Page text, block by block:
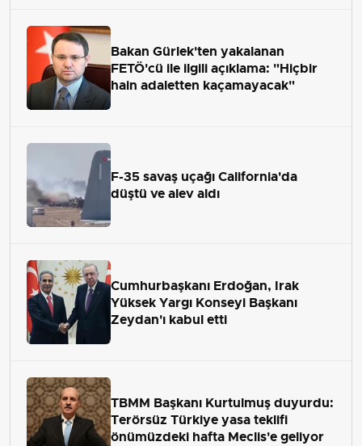
Bakan Gürlek'ten yakalanan
FETÖ'cü ile ilgili açıklama: "Hiçbir
hain adaletten kaçamayacak"
F-35 savaş uçağı California'da
düştü ve alev aldı
Cumhurbaşkanı Erdoğan, Irak
Yüksek Yargı Konseyi Başkanı
Zeydan'ı kabul etti
TBMM Başkanı Kurtulmuş duyurdu:
Terörsüz Türkiye yasa teklifi
önümüzdeki hafta Meclis'e geliyor